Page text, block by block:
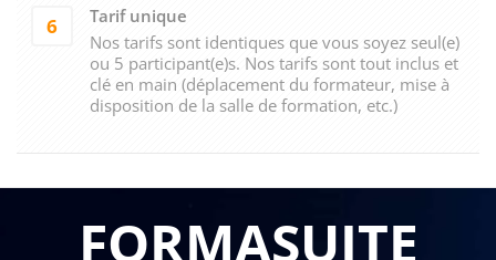
6
Tarif unique
Nos tarifs sont identiques que vous soyez seul(e)
ou 5 participant(e)s. Nos tarifs sont tout inclus et
clé en main (déplacement du formateur, mise à
disposition de la salle de formation, etc.)
FORMASUITE